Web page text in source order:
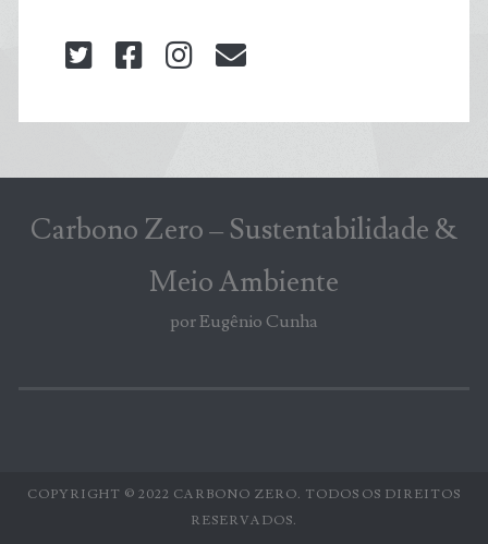
twitterfacebookinstagram
Carbono Zero – Sustentabilidade &
Meio Ambiente
por Eugênio Cunha
COPYRIGHT © 2022 CARBONO ZERO. TODOS OS DIREITOS
RESERVADOS.